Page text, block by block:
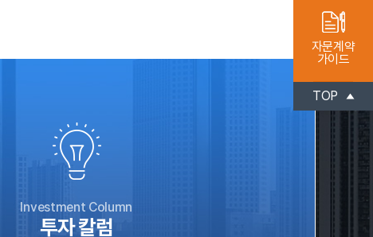
Investment Column
투자 칼럼
자문계약
가이드
TOP